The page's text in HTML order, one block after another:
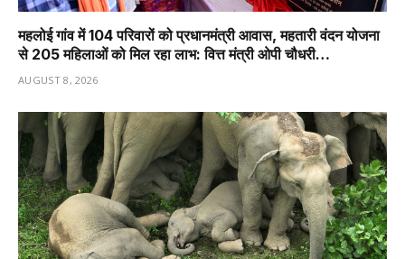
महलोई गांव में 104 परिवारों को प्रधानमंत्री आवास, महतारी वंदन योजना
से 205 महिलाओं को मिल रहा लाभ: वित्त मंत्री ओपी चौधरी…
AUGUST 8, 2026